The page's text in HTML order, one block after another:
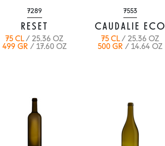
7289
RESET
75 CL/ 25.36 OZ
499 GR / 17.60 OZ
7553
CAUDALIE ECO
75 CL/ 25.36 OZ
500 GR / 14.64 OZ